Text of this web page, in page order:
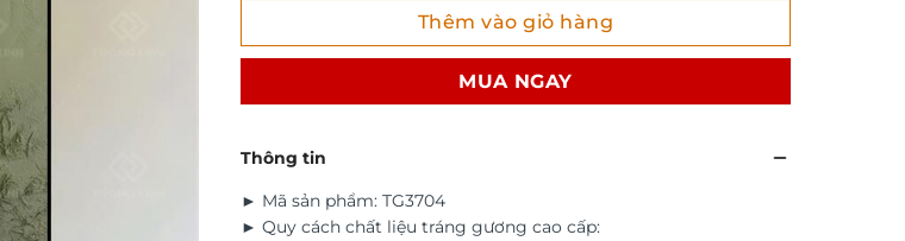
1.290.000 ₫
Thêm vào giỏ hàng
MUA NGAY
Thông tin
► Mã sản phẩm: TG3704
► Quy cách chất liệu tráng gương cao cấp: